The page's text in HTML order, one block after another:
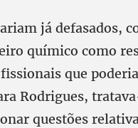
já defasados,
químico como
que
Rodrigues,
questões